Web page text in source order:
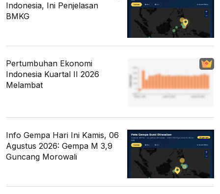
Indonesia, Ini Penjelasan
BMKG
Pertumbuhan Ekonomi
Indonesia Kuartal II 2026
Melambat
Info Gempa Hari Ini Kamis, 06
Agustus 2026: Gempa M 3,9
Guncang Morowali